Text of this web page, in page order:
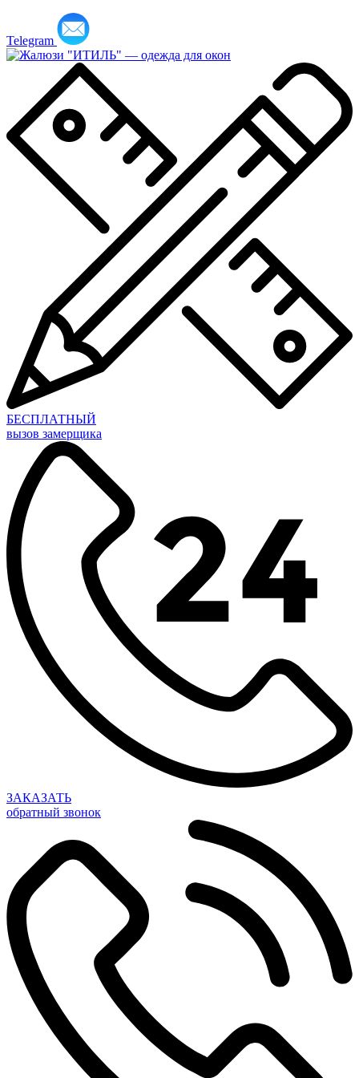
Telegram
БЕСПЛАТНЫЙ
вызов замерщика
ЗАКАЗАТЬ
обратный звонок